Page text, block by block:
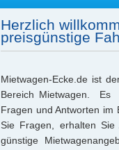
Herzlich
preisgünstige
Mietwagen-Ecke.de ist
Bereich Mietwagen. Es
Fragen und Antworten im
Sie Fragen, erhalten
günstige